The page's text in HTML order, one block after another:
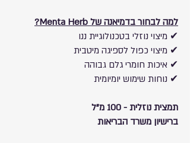
למה לבחור בדמיאנה של Menta Herb?
✔ מיצוי נוזלי בטכנולוגיית ננו
✔ מיצוי כפול לספיגה מיטבית
✔ איכות חומרי גלם גבוהה
✔ נוחות שימוש יומיומית
תמצית נוזלית - 100 מ"ל
ברישיון משרד הבריאות